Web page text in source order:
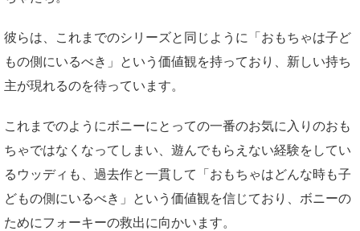
彼らは、これまでのシリーズと同じように「おもちゃは子ど
もの側にいるべき」という価値観を持っており、新しい持ち
主が現れるのを待っています。
これまでのようにボニーにとっての一番のお気に入りのおも
ちゃではなくなってしまい、遊んでもらえない経験をしてい
るウッディも、過去作と一貫して「おもちゃはどんな時も子
どもの側にいるべき」という価値観を信じており、ボニーの
ためにフォーキーの救出に向かいます。